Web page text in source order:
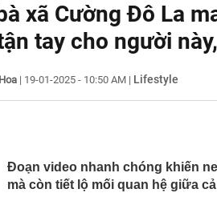
00:04
Một yếu tố quan
23:40
Người đàn ông 50
sau bác sĩ hỏi: "Ông
còn 400 tỷ
23:28
Trấn Thành công
Bí mật được Apple
Vài mét vuông
22:48
5 LOẠI rau quen
xã Cường Đô La
tay cho người
| 19-01-2025 - 10:50 AM | Lifestyle
Đoạn video nhanh chóng khiến
mà còn tiết lộ mối quan hệ giữa